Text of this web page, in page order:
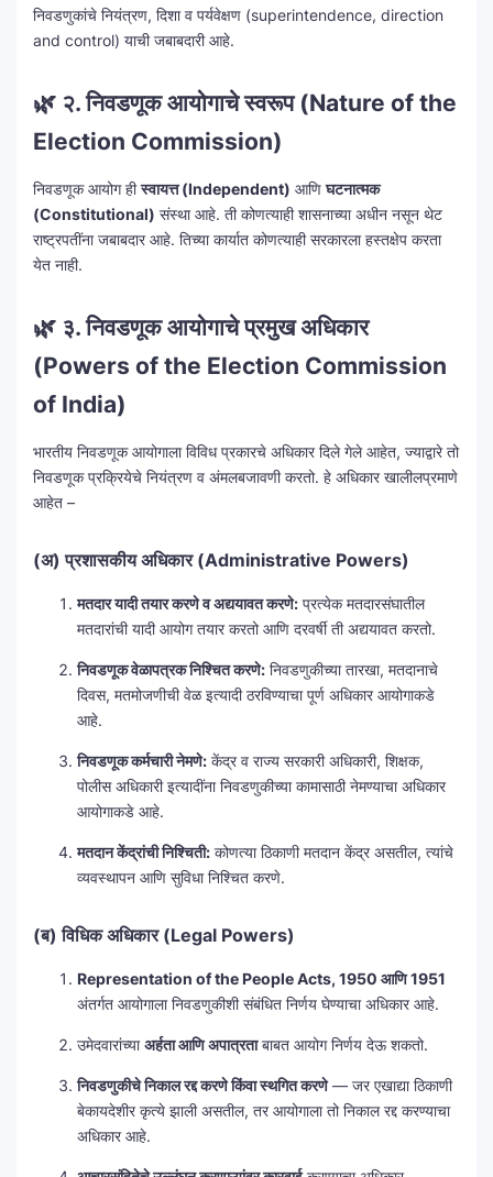
निवडणुकांचे नियंत्रण, दिशा व पर्यवेक्षण (superintendence, direction
and control) याची जबाबदारी आहे.
🌿 २. निवडणूक आयोगाचे स्वरूप (Nature of the
Election Commission)
निवडणूक आयोग हीस्वायत्त (Independent) आणिघटनात्मक
(Constitutional) संस्था आहे. ती कोणत्याही शासनाच्या अधीन नसून थेट
राष्ट्रपतींना जबाबदार आहे. तिच्या कार्यात कोणत्याही सरकारला हस्तक्षेप करता
येत नाही.
🌿 ३. निवडणूक आयोगाचे प्रमुख अधिकार
(Powers of the Election Commission
of India)
भारतीय निवडणूक आयोगाला विविध प्रकारचे अधिकार दिले गेले आहेत, ज्याद्वारे तो
निवडणूक प्रक्रियेचे नियंत्रण व अंमलबजावणी करतो. हे अधिकार खालीलप्रमाणे
आहेत –
(अ) प्रशासकीय अधिकार (Administrative Powers)
मतदार यादी तयार करणे व अद्ययावत करणे: प्रत्येक मतदारसंघातील
मतदारांची यादी आयोग तयार करतो आणि दरवर्षी ती अद्ययावत करतो.
निवडणूक वेळापत्रक निश्चित करणे: निवडणुकीच्या तारखा, मतदानाचे
दिवस, मतमोजणीची वेळ इत्यादी ठरविण्याचा पूर्ण अधिकार आयोगाकडे
आहे.
निवडणूक कर्मचारी नेमणे: केंद्र व राज्य सरकारी अधिकारी, शिक्षक,
पोलीस अधिकारी इत्यादींना निवडणुकीच्या कामासाठी नेमण्याचा अधिकार
आयोगाकडे आहे.
मतदान केंद्रांची निश्चिती: कोणत्या ठिकाणी मतदान केंद्र असतील, त्यांचे
व्यवस्थापन आणि सुविधा निश्चित करणे.
(ब) विधिक अधिकार (Legal Powers)
Representation of the People Acts, 1950 आणि 1951
अंतर्गत आयोगाला निवडणुकीशी संबंधित निर्णय घेण्याचा अधिकार आहे.
उमेदवारांच्याअर्हता आणि अपात्रताबाबत आयोग निर्णय देऊ शकतो.
निवडणुकीचे निकाल रद्द करणे किंवा स्थगित करणे— जर एखाद्या ठिकाणी
बेकायदेशीर कृत्ये झाली असतील, तर आयोगाला तो निकाल रद्द करण्याचा
अधिकार आहे.